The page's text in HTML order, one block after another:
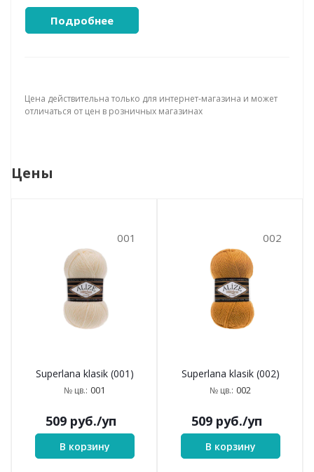
Подробнее
Цена действительна только для интернет-магазина и может
отличаться от цен в розничных магазинах
Цены
001
Superlana klasik (001)
№ цв.: 001
509 руб./уп
В корзину
002
Superlana klasik (002)
№ цв.: 002
509 руб./уп
В корзину